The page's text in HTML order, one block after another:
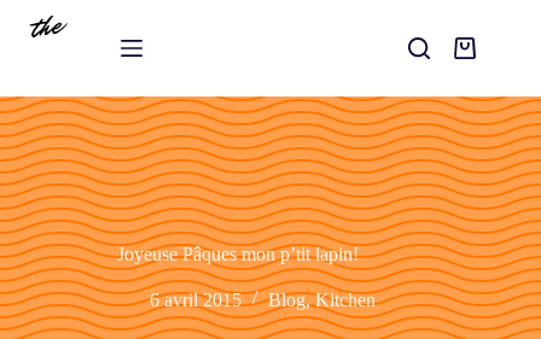
Joyeuse Pâques mon p’tit lapin!
6 avril 2015 Blog,Kitchen